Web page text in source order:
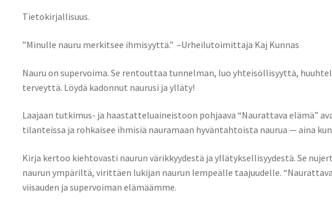
Tietokirjallisuus.
”Minulle nauru merkitsee ihmisyyttä.” –Urheilutoimittaja Kaj Kunnas
Nauru on supervoima. Se rentouttaa tunnelman, luo yhteisöllisyyttä,
terveyttä. Löydä kadonnut naurusi ja ylläty!
Laajaan tutkimus- ja haastatteluaineistoon pohjaava “Naurattava elämä”
tilanteissa ja rohkaisee ihmisiä nauramaan hyväntahtoista naurua — aina
Kirja kertoo kiehtovasti naurun värikkyydestä ja yllätyksellisyydestä. Se
naurun ympäriltä, virittäen lukijan naurun lempeälle taajuudelle.
viisauden ja supervoiman elämäämme.